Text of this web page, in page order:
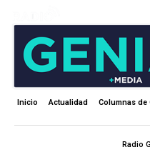
Inicio Actualidad Columnas de
Radio